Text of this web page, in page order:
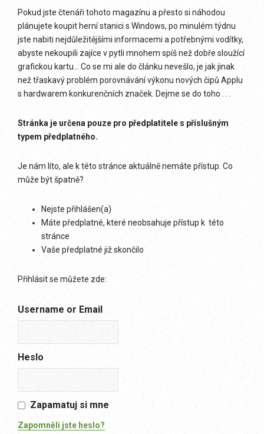
Pokud jste čtenáři tohoto magazínu a přesto si náhodou
plánujete koupit herní stanici s Windows, po minulém týdnu
jste nabiti nejdůležitějšími informacemi a potřebnými vodítky,
abyste nekoupili zajíce v pytli mnohem spíš než dobře sloužící
grafickou kartu… Co se mi ale do článku nevešlo, je jak jinak
než třaskavý problém porovnávání výkonu nových čipů Applu
s hardwarem konkurenčních značek. Dejme se do toho . . .
Stránka je určena pouze pro předplatitele s příslušným
typem předplatného.
Je nám líto, ale k této stránce aktuálně nemáte přístup. Co
může být špatně?
Nejste přihlášen(a)
Máte předplatné, které neobsahuje přístup k této
stránce
Vaše předplatné již skončilo
Přihlásit se můžete zde:
Username or Email
Heslo
Zapamatuj si mne
Zapomněli jste heslo?